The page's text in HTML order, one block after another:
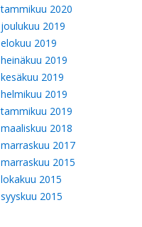
tammikuu 2020
joulukuu 2019
elokuu 2019
heinäkuu 2019
kesäkuu 2019
helmikuu 2019
tammikuu 2019
maaliskuu 2018
marraskuu 2017
marraskuu 2015
lokakuu 2015
syyskuu 2015